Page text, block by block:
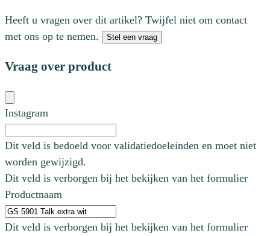
Heeft u vragen over dit artikel? Twijfel niet om contact
met ons op te nemen.
Stel een vraag
Vraag over product
Instagram
Dit veld is bedoeld voor validatiedoeleinden en moet niet
worden gewijzigd.
Dit veld is verborgen bij het bekijken van het formulier
Productnaam
Dit veld is verborgen bij het bekijken van het formulier